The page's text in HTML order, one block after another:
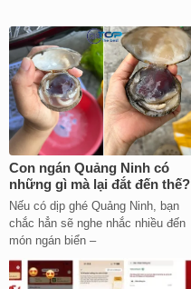
Con ngán Quảng Ninh có
những gì mà lại đắt đến thế?
Nếu có dịp ghé Quảng Ninh, bạn
chắc hẳn sẽ nghe nhắc nhiều đến
món ngán biển –